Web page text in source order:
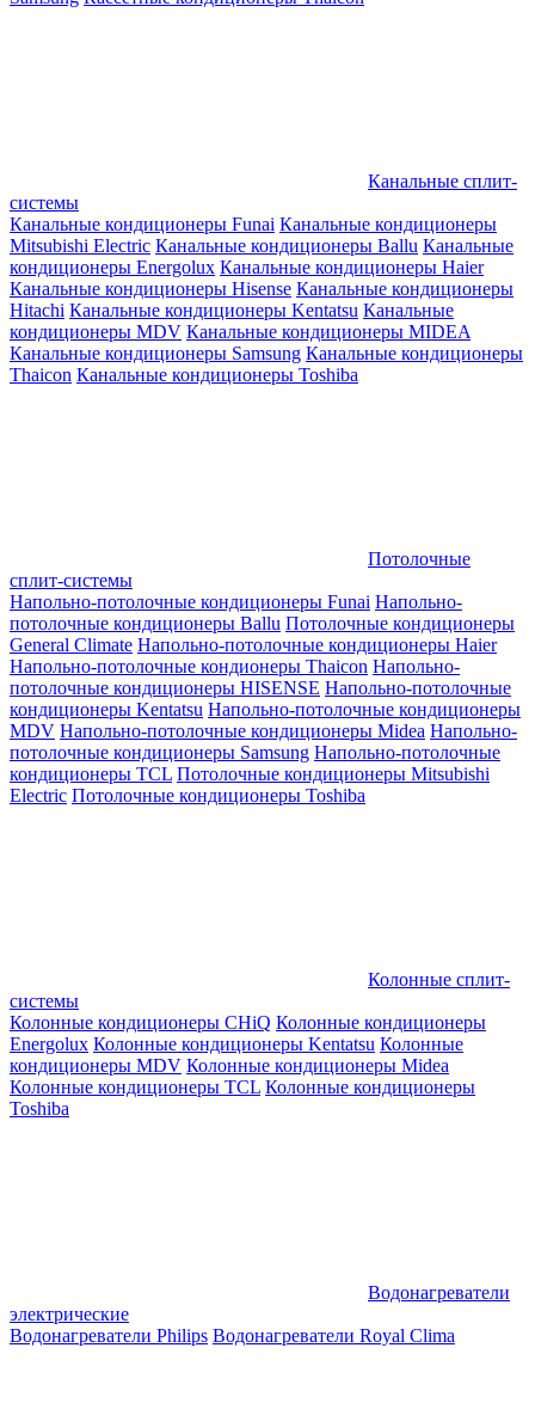
Канальные сплит-
системы
Канальные кондиционеры Funai Канальные кондиционеры
Mitsubishi Electric Канальные кондиционеры Ballu Канальные
кондиционеры Energolux Канальные кондиционеры Haier
Канальные кондиционеры Hisense Канальные кондиционеры
Hitachi Канальные кондиционеры Kentatsu Канальные
кондиционеры MDV Канальные кондиционеры MIDEA
Канальные кондиционеры Samsung Канальные кондиционеры
Thaicon Канальные кондиционеры Toshiba
Потолочные
сплит-системы
Напольно-потолочные кондиционеры Funai Напольно-
потолочные кондиционеры Ballu Потолочные кондиционеры
General Climate Напольно-потолочные кондиционеры Haier
Напольно-потолочные кондионеры Thaicon Напольно-
потолочные кондиционеры HISENSE Напольно-потолочные
кондиционеры Kentatsu Напольно-потолочные кондиционеры
MDV Напольно-потолочные кондиционеры Midea Напольно-
потолочные кондиционеры Samsung Напольно-потолочные
кондиционеры TCL Потолочные кондиционеры Mitsubishi
Electric Потолочные кондиционеры Toshiba
Колонные сплит-
системы
Колонные кондиционеры CHiQ Колонные кондиционеры
Energolux Колонные кондиционеры Kentatsu Колонные
кондиционеры MDV Колонные кондиционеры Midea
Колонные кондиционеры TCL Колонные кондиционеры
Toshiba
Водонагреватели
электрические
Водонагреватели Philips Водонагреватели Royal Clima